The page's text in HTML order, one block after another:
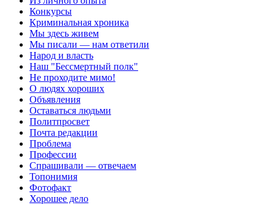
Конкурсы
Криминальная хроника
Мы здесь живем
Мы писали — нам ответили
Народ и власть
Наш "Бессмертный полк"
Не проходите мимо!
О людях хороших
Объявления
Оставаться людьми
Политпросвет
Почта редакции
Проблема
Профессии
Спрашивали — отвечаем
Топонимия
Фотофакт
Хорошее дело